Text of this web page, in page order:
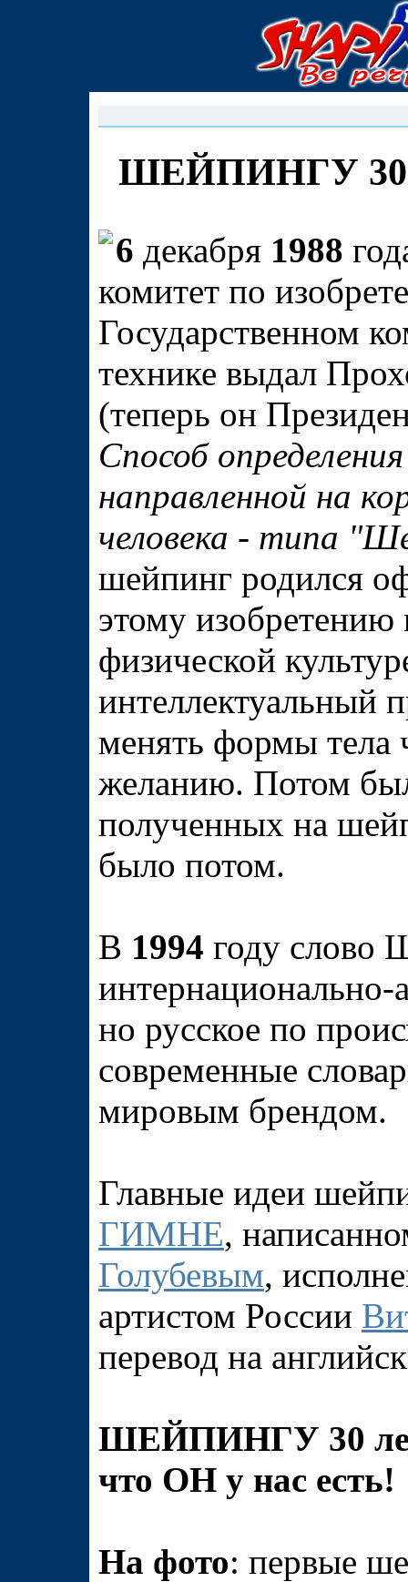
ШЕЙПИНГУ 30
6 декабря 1988
комитет по
Государственном
технике выдал
(теперь он
Способ
направленной на
человека - типа
шейпинг родился
этому изобретению
физической
интеллектуальный
менять формы тела
желанию. Потом
полученных на
было потом.
В 1994 году
но русское по
современные
мировым брендом.
Главные идеи
ГИМНЕ,
Голубевым,
артистом России
перевод на
ШЕЙПИНГУ 30
что ОН у нас есть!
На фото: первые